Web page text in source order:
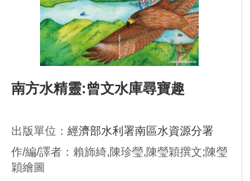
南方水精靈:曾文水庫尋寶趣
出版單位： 經濟部水利署南區水資源分署
作/編/譯者：賴斾綺,陳珍瑩,陳瑩穎撰文;陳瑩
穎繪圖